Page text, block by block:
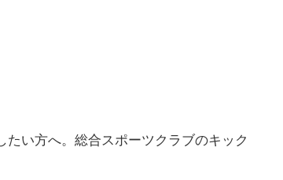
い方へ。総合スポーツクラブのキック